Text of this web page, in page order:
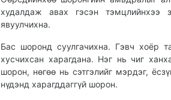
худалдаж авах гэсэн тэмцлийнхээ
явуулчихна.
Бас шоронд суулгачихна. Гэвч хоёр
хусчихсан харагдана. Нэг нь чиг
шорон, нөгөө нь сэтгэлийг мэрдэг,
нүдэнд харагддаггүй шорон.